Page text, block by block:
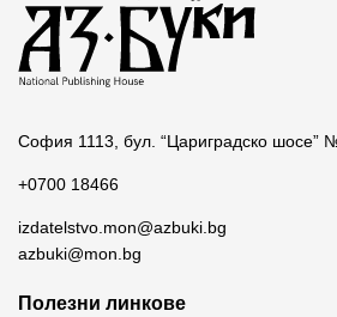
София 1113, бул. “Цариградско шосе”
+0700 18466
izdatelstvo.mon@azbuki.bg
azbuki@mon.bg
Полезни линкове